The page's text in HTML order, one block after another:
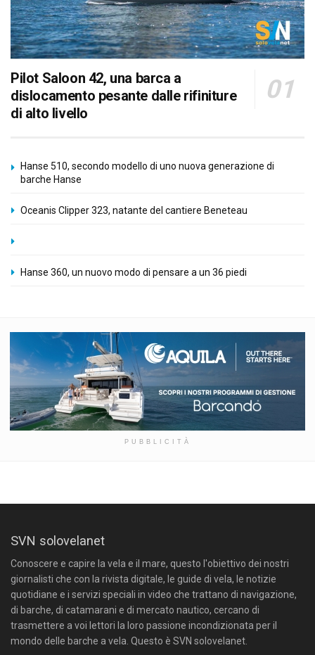
Pilot Saloon 42, una barca a
dislocamento pesante dalle rifiniture
di alto livello
Hanse 510, secondo modello di uno nuova generazione di
barche Hanse
Oceanis Clipper 323, natante del cantiere Beneteau
Hanse 360, un nuovo modo di pensare a un 36 piedi
PUBBLICITÀ
SVN solovelanet
Conoscere e capire la vela e il mare, questo l'obiettivo dei nostri
giornalisti che con la rivista digitale, le guide di vela, le notizie
quotidiane e i servizi speciali in video che trattano di navigazione,
di barche, di catamarani e di mercato nautico, cercano di
trasmettere a voi lettori la loro passione incondizionata per il
mondo delle barche a vela. Questo è SVN solovelanet.